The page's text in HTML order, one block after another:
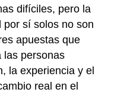
difíciles, pero la
sí solos no son
apuestas que
las personas
la experiencia y el
real en el